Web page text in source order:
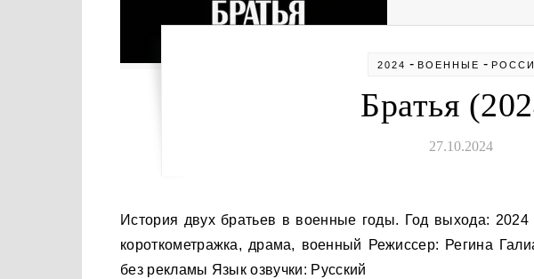
2024 -ВОЕННЫЕ -
Братья
27.10.2024
История двух братьев в военные годы. Год выхода: 2024 Страна производства: Россия Жанры:
короткометражка, драма, военный Режиссер: Регина
без рекламы Язык озвучки: Русский